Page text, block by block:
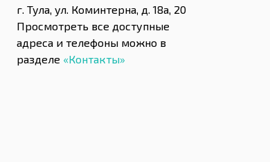
г. Тула, ул. Коминтерна, д. 18а, 20
Просмотреть все доступные
адреса и телефоны можно в
разделе «Контакты»